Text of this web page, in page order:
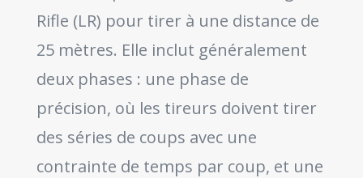
Rifle (LR) pour tirer à une distance de
25 mètres. Elle inclut généralement
deux phases : une phase de
précision, où les tireurs doivent tirer
des séries de coups avec une
contrainte de temps par coup, et une